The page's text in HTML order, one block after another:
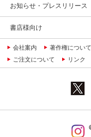
お知らせ・プレスリリース
書店様向け
会社案内 著作権について
ご注文について
リンク